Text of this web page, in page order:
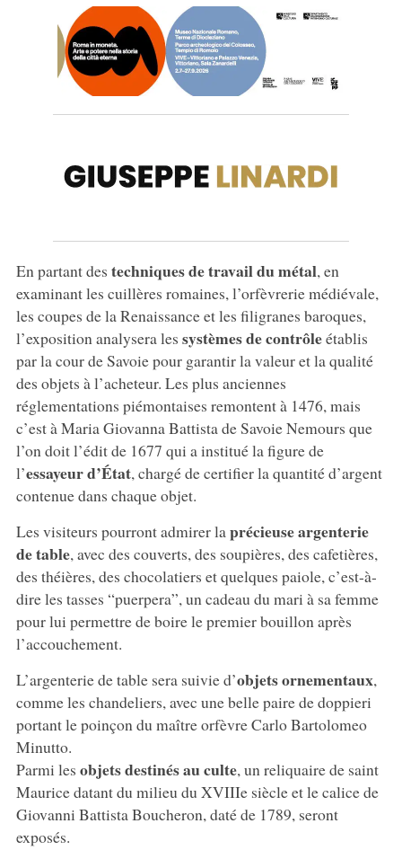
En partant des techniques de travail du métal, en
examinant les cuillères romaines, l’orfèvrerie médiévale,
les coupes de la Renaissance et les filigranes baroques,
l’exposition analysera les systèmes de contrôleétablis
par la cour de Savoie pour garantir la valeur et la qualité
des objets à l’acheteur. Les plus anciennes
réglementations piémontaises remontent à 1476, mais
c’est à Maria Giovanna Battista de Savoie Nemours que
l’on doit l’édit de 1677 qui a institué la figure de
l’essayeur d’État, chargé de certifier la quantité d’argent
contenue dans chaque objet.
Les visiteurs pourront admirer la précieuse argenterie
de table, avec des couverts, des soupières, des cafetières,
des théières, des chocolatiers et quelques paiole, c’est-à-
dire les tasses “puerpera”, un cadeau du mari à sa femme
pour lui permettre de boire le premier bouillon après
l’accouchement.
L’argenterie de table sera suivie d’objets ornementaux,
comme les chandeliers, avec une belle paire de doppieri
portant le poinçon du maître orfèvre Carlo Bartolomeo
Minutto.
Parmi les objets destinés au culte, un reliquaire de saint
Maurice datant du milieu du XVIIIe siècle et le calice de
Giovanni Battista Boucheron, daté de 1789, seront
exposés.